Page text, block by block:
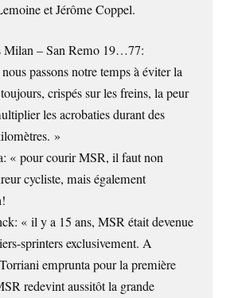
et Jérôme Coppel.
Milan – San Remo 19…77:
passons notre temps à éviter la
crispés sur les freins, la peur
les acrobaties durant des
»
« pour courir MSR, il faut non
cycliste, mais également
« il y a 15 ans, MSR était devenue
sprinters exclusivement. A
emprunta pour la première
redevint aussitôt la grande